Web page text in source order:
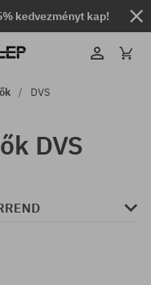
kedvezményt kap!
DVS
DVS